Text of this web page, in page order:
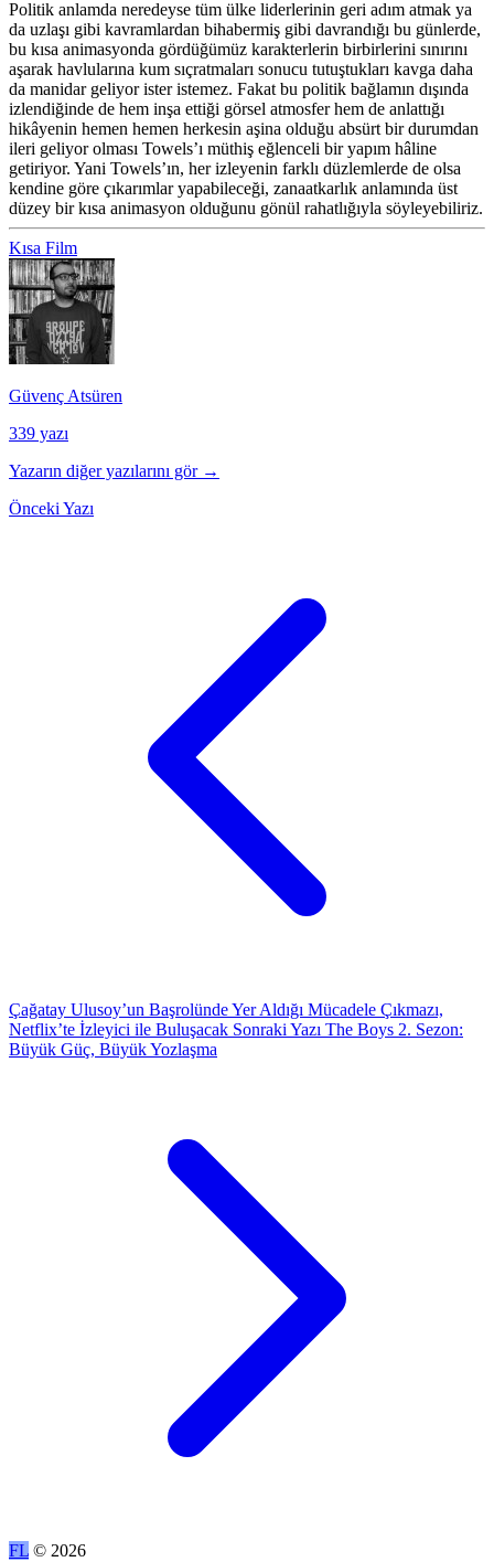
Politik anlamda neredeyse tüm ülke liderlerinin geri adım atmak ya
da uzlaşı gibi kavramlardan bihabermiş gibi davrandığı bu günlerde,
bu kısa animasyonda gördüğümüz karakterlerin birbirlerini sınırını
aşarak havlularına kum sıçratmaları sonucu tutuştukları kavga daha
da manidar geliyor ister istemez. Fakat bu politik bağlamın dışında
izlendiğinde de hem inşa ettiği görsel atmosfer hem de anlattığı
hikâyenin hemen hemen herkesin aşina olduğu absürt bir durumdan
ileri geliyor olması Towels’ı müthiş eğlenceli bir yapım hâline
getiriyor. Yani Towels’ın, her izleyenin farklı düzlemlerde de olsa
kendine göre çıkarımlar yapabileceği, zanaatkarlık anlamında üst
düzey bir kısa animasyon olduğunu gönül rahatlığıyla söyleyebiliriz.
Kısa Film
Güvenç Atsüren
339 yazı
Yazarın diğer yazılarını gör →
Önceki Yazı
Çağatay Ulusoy’un Başrolünde Yer Aldığı Mücadele Çıkmazı,
Netflix’te İzleyici ile Buluşacak Sonraki Yazı The Boys 2. Sezon:
Büyük Güç, Büyük Yozlaşma
FL © 2026